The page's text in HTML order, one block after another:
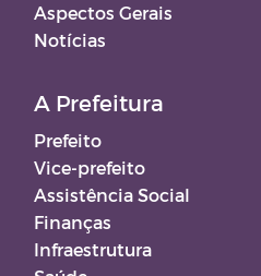
Aspectos Gerais
Notícias
A Prefeitura
Prefeito
Vice-prefeito
Assistência Social
Finanças
Infraestrutura